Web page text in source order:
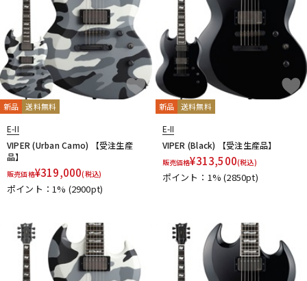
Stars
STEINBERGER Sterling by MUSICMAN
Suhr Guitars
SVL Custom Guitars
T-Z
T’s Guitars TEISCO Three Dots Guitars
Tom Anderson
TOM HOLMES unknown
VARITA
Vita Guitala's VOX
Washburn
Woodstics Guitars
ZEMAITIS
他
STELLA GEAR John Cruz Custom Guitars Strictly 7 Guitars
新品 送料無料
E-II
VIPER (Urban Camo) 【受注生産
品】
販売価格¥319,000(税込)
ポイント：1% (2900pt)
新品 送料無料
E-II
VIPER (Black) 【受注生産品】
販売価格¥313,500(税込)
ポイント：1%(2850pt)